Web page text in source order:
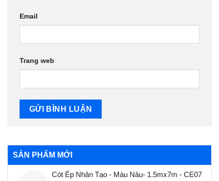
Email
Trang web
SẢN PHẨM MỚI
Cót Ép Nhân Tạo - Màu Nâu- 1.5mx7m - CE07